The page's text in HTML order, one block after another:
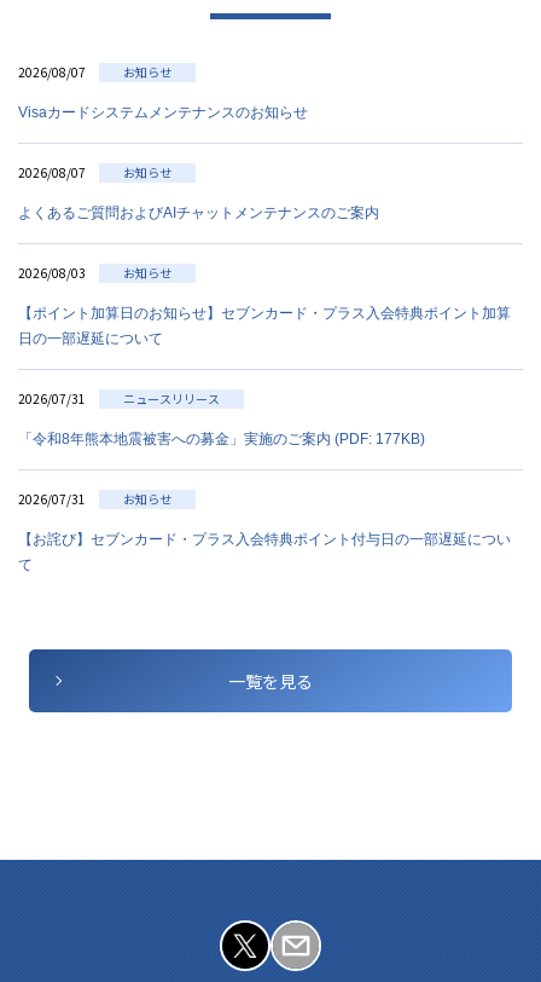
2026/08/07 お知らせ
Visaカードシステムメンテナンスのお知らせ
2026/08/07 お知らせ
よくあるご質問およびAIチャットメンテナンスのご案内
2026/08/03 お知らせ
【ポイント加算日のお知らせ】セブンカード・プラス入会特典ポイント加算
日の一部遅延について
2026/07/31 ニュースリリース
「令和8年熊本地震被害への募金」実施のご案内 (PDF: 177KB)
2026/07/31 お知らせ
【お詫び】セブンカード・プラス入会特典ポイント付与日の一部遅延につい
て
一覧を見る